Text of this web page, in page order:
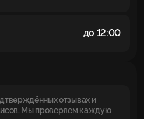
до 12:00
отзывах и
Мы проверяем каждую